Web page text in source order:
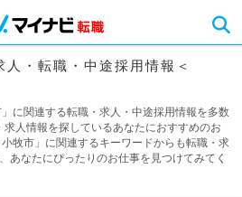
・転職・中途採用情報＜
に関連する転職・求人・中途採用情報を多数
人情報を探しているあなたにおすすめのお
牧市」に関連するキーワードからも転職・求
あなたにぴったりのお仕事を見つけてみてく